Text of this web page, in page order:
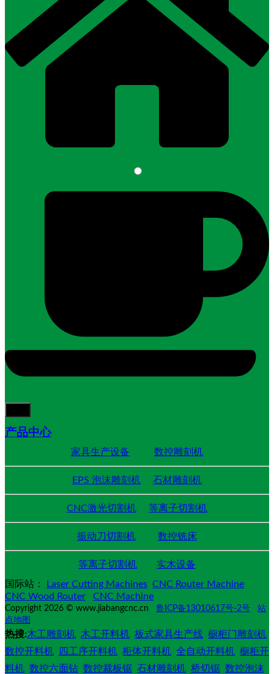
产品中心
家具生产设备 数控雕刻机
EPS 泡沫雕刻机 石材雕刻机
CNC激光切割机 等离子切割机
振动刀切割机 数控铣床
等离子切割机
实木设备
国际站：
Laser Cutting Machines CNC Router Machine
CNC Wood Router
CNC Machine
Copyright 2026 © www.jiabangcnc.cn 鲁ICP备13010617号-2号
站
点地图
热搜:木工雕刻机 木工开料机 板式家具生产线 橱柜门雕刻机
数控开料机
四工序开料机 柜体开料机 全自动开料机 橱柜开
料机 数控六面钻 数控裁板锯 石材雕刻机 桥切锯 数控泡沫